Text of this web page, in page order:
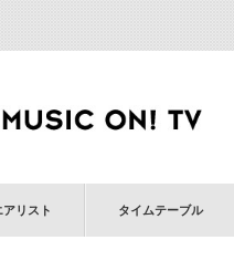
アリスト タイムテーブル